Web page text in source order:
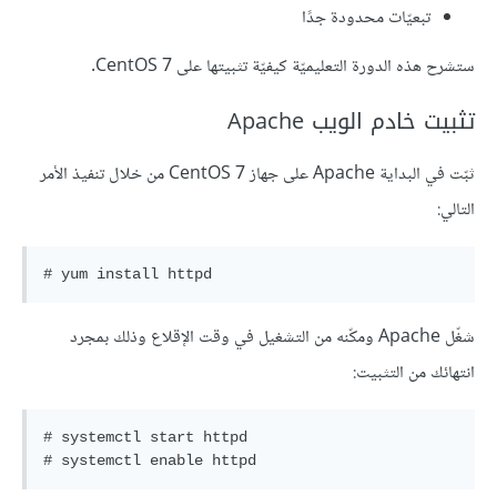
تبعيّات محدودة جدًا
ستشرح هذه الدورة التعليميّة كيفيّة تثبيتها على CentOS 7.
تثبيت خادم الويب Apache
ثبّت في البداية Apache على جهاز CentOS 7 من خلال تنفيذ الأمر
التالي:
شغّل Apache ومكّنه من التشغيل في وقت الإقلاع وذلك بمجرد
انتهائك من التثبيت:
# systemctl start httpd